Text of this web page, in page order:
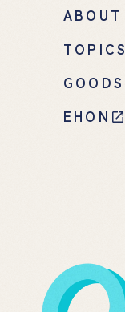
ABOUT
TOPICS
GOODS
EHON